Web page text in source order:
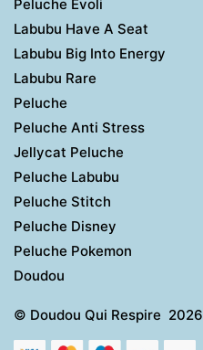
Peluche Evoli
Labubu Have A Seat
Labubu Big Into Energy
Labubu Rare
Peluche
Peluche Anti Stress
Jellycat Peluche
Peluche Labubu
Peluche Stitch
Peluche Disney
Peluche Pokemon
Doudou
© Doudou Qui Respire 2026